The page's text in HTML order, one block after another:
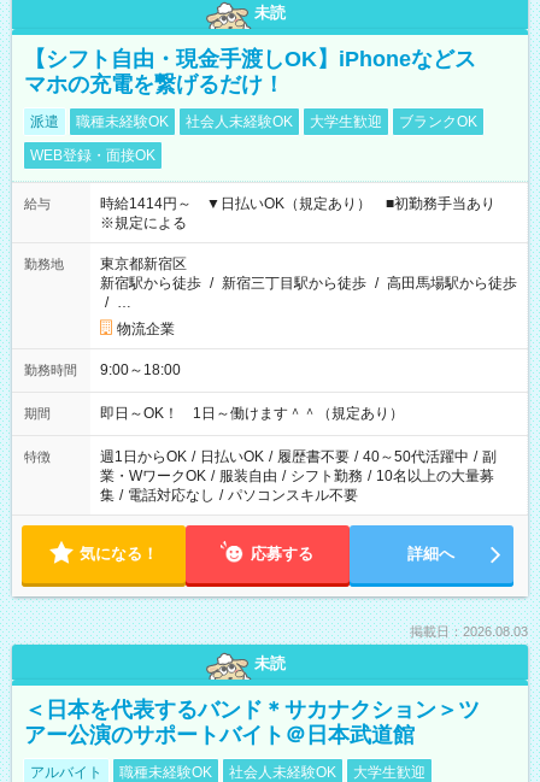
未読
【シフト自由・現金手渡しOK】iPhoneなどス
マホの充電を繋げるだけ！
派遣 職種未経験OK 社会人未経験OK 大学生歓迎
ブランクOK
WEB登録・面接OK
給与
時給1414円～ ▼日払いOK（規定あり） ■初勤務手当あり
※規定による
勤務地
東京都新宿区
新宿駅から徒歩 / 新宿三丁目駅から徒歩 / 高田馬場駅から徒歩
/ …
物流企業
勤務時間 9:00～18:00
期間 即日～OK！ 1日～働けます＾＾（規定あり）
特徴 週1日からOK / 日払いOK / 履歴書不要 / 40～50代活躍中 / 副
業・WワークOK / 服装自由 / シフト勤務 / 10名以上の大量募
集 / 電話対応なし / パソコンスキル不要
気になる！ 応募する 詳細へ
掲載日：2026.08.03
未読
＜日本を代表するバンド＊サカナクション＞ツ
アー公演のサポートバイト＠日本武道館
アルバイト 職種未経験OK 社会人未経験OK
大学生歓迎